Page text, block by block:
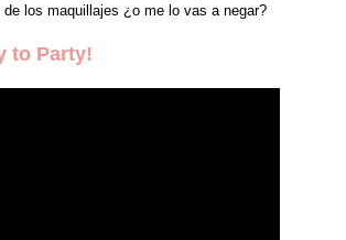
los maquillajes ¿o me lo vas a negar?
to Party!